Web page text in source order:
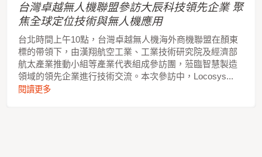
台灣卓越無人機聯盟參訪大辰科技領先企業 聚
焦全球定位技術與無人機應用
台北時間上午10點，台灣卓越無人機海外商機聯盟在顏東
標的帶領下，由漢翔航空工業、工業技術研究院及經濟部
航太產業推動小組等產業代表組成參訪團，蒞臨智慧製造
領域的領先企業進行技術交流。本次參訪中，Locosys...
閱讀更多